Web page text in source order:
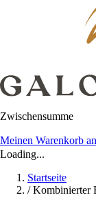
Zwischensumme
Meinen Warenkorb
Loading...
Startseite
/ Kombinierter